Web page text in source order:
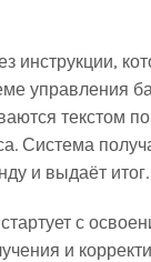
инструкции,
управления
текстом
Система
и выдаёт итог.
с
и